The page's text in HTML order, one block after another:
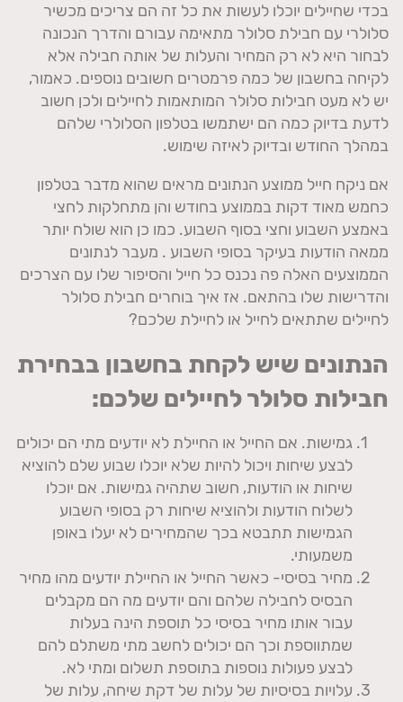
בכדי שחיילים יוכלו לעשות את כל זה הם צריכים מכשיר
סלולרי עם חבילת סלולר מתאימה עבורם והדרך הנכונה
לבחור היא לא רק המחיר והעלות של אותה חבילה אלא
לקיחה בחשבון של כמה פרמטרים חשובים נוספים. כאמור,
יש לא מעט חבילות סלולר המותאמות לחיילים ולכן חשוב
לדעת בדיוק כמה הם ישתמשו בטלפון הסלולרי שלהם
במהלך החודש ובדיוק לאיזה שימוש.
אם ניקח חייל ממוצע הנתונים מראים שהוא מדבר בטלפון
כחמש מאוד דקות בממוצע בחודש והן מתחלקות לחצי
באמצע השבוע וחצי בסוף השבוע. כמו כן הוא שולח יותר
ממאה הודעות בעיקר בסופי השבוע . מעבר לנתונים
הממוצעים האלה פה נכנס כל חייל והסיפור שלו עם הצרכים
והדרישות שלו בהתאם. אז איך בוחרים חבילת סלולר
לחיילים שתתאים לחייל או לחיילת שלכם?
הנתונים שיש לקחת בחשבון בבחירת
חבילות סלולר לחיילים שלכם:
גמישות. אם החייל או החיילת לא יודעים מתי הם יכולים
לבצע שיחות ויכול להיות שלא יוכלו שבוע שלם להוציא
שיחות או הודעות, חשוב שתהיה גמישות. אם יוכלו
לשלוח הודעות ולהוציא שיחות רק בסופי השבוע
הגמישות תתבטא בכך שהמחירים לא יעלו באופן
משמעותי.
מחיר בסיסי- כאשר החייל או החיילת יודעים מהו מחיר
הבסיס לחבילה שלהם והם יודעים מה הם מקבלים
עבור אותו מחיר בסיסי כל תוספת הינה בעלות
שמתווספת וכך הם יכולים לחשב מתי משתלם להם
לבצע פעולות נוספות בתוספת תשלום ומתי לא.
עלויות בסיסיות של עלות של דקת שיחה, עלות של